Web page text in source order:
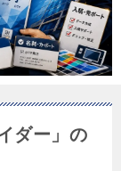
ダー」の